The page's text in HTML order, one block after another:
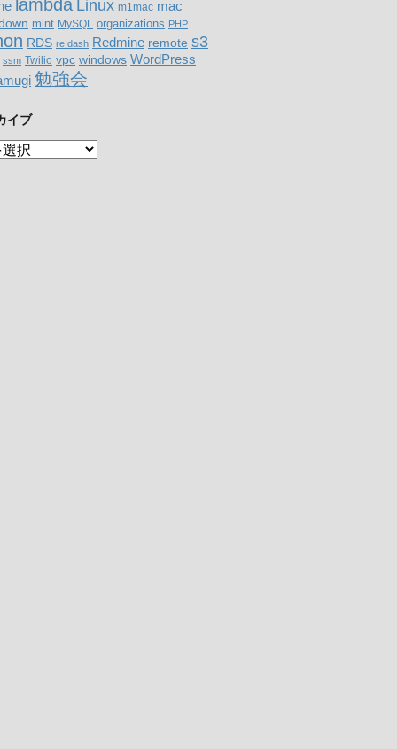
lambda Linux m1mac mac
mint MySQL organizations PHP
RDS re:dash Redmine remote s3
ssm Twilio vpc windows WordPress
勉強会
イブ